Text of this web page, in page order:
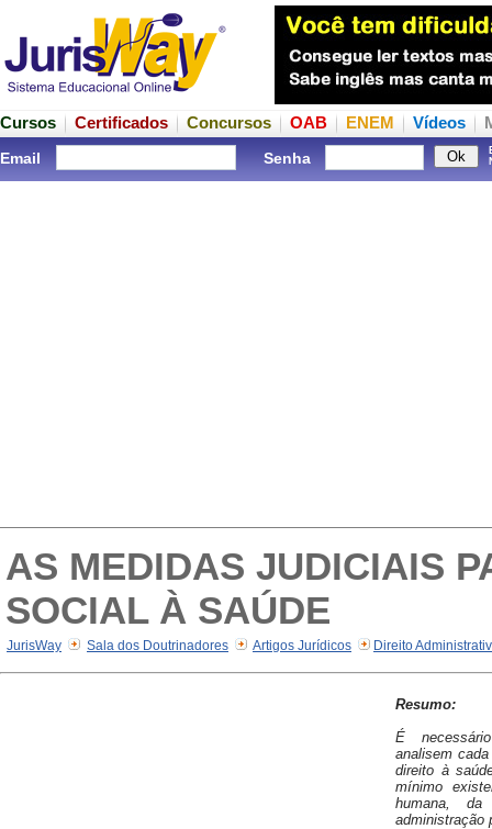
Cursos Certificados Concursos OAB ENEM Vídeos
Email Senha
AS MEDIDAS JUDICIAIS
SOCIAL À SAÚDE
JurisWay Sala dos Doutrinadores Artigos Jurídicos Direito
Resumo:
É
analisem
direito à
mínimo
humana,
administração